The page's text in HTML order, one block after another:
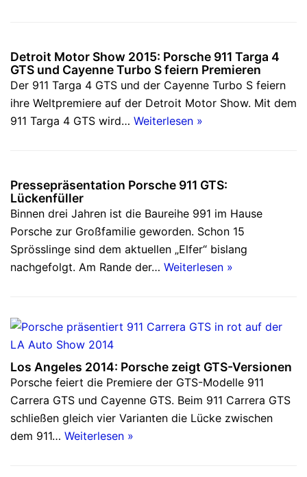
Detroit Motor Show 2015: Porsche 911 Targa 4
GTS und Cayenne Turbo S feiern Premieren
Der 911 Targa 4 GTS und der Cayenne Turbo S feiern
ihre Weltpremiere auf der Detroit Motor Show. Mit dem
911 Targa 4 GTS wird… Weiterlesen »
Pressepräsentation Porsche 911 GTS:
Lückenfüller
Binnen drei Jahren ist die Baureihe 991 im Hause
Porsche zur Großfamilie geworden. Schon 15
Sprösslinge sind dem aktuellen „Elfer“ bislang
nachgefolgt. Am Rande der… Weiterlesen »
Los Angeles 2014: Porsche zeigt GTS-Versionen
Porsche feiert die Premiere der GTS-Modelle 911
Carrera GTS und Cayenne GTS. Beim 911 Carrera GTS
schließen gleich vier Varianten die Lücke zwischen
dem 911… Weiterlesen »